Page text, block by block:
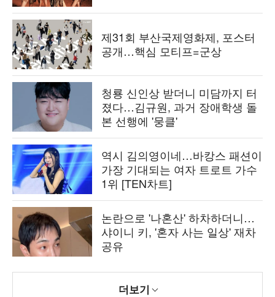
제31회 부산국제영화제, 포스터
공개…핵심 모티프=군상
청룡 신인상 받더니 미담까지 터
졌다…김규원, 과거 장애학생 돌
본 선행에 '뭉클'
역시 김의영이네…바캉스 패션이
가장 기대되는 여자 트로트 가수
1위 [TEN차트]
논란으로 '나혼산' 하차하더니…
샤이니 키, '혼자 사는 일상' 재차
공유
더보기